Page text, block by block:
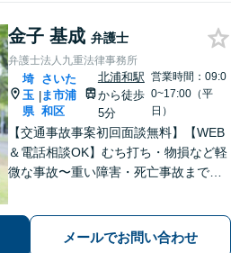
金子 基成 弁護士
弁護士法人九重法律事務所
埼
玉
県
|
さいた
ま市浦
和区
北浦和駅
から徒歩
5分
営業時間：09:0
0~17:00（平
日）
【交通事故事案初回面談無料】【WEB
＆電話相談OK】むち打ち・物損など軽
微な事故〜重い障害・死亡事故まで、
解決まで全て弁護士が対応し、負担を
メールでお問い合わせ